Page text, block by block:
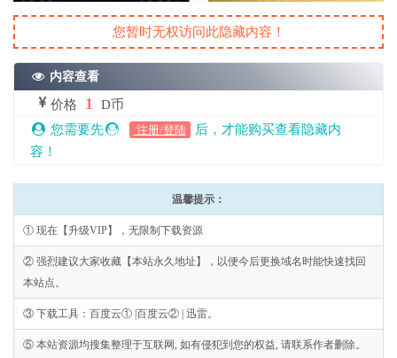
您暂时无权访问此隐藏内容！
内容查看
价格 1
D币
您需要先
注册/登陆
后，才能购买查看隐藏内
容！
温馨提示：
① 现在【升级VIP】，无限制下载资源
② 强烈建议大家收藏【本站永久地址】，以便今后更换域名时能快速找回
本站点。
③ 下载工具：百度云① |百度云② | 迅雷。
⑤ 本站资源均搜集整理于互联网, 如有侵犯到您的权益, 请联系作者删除。